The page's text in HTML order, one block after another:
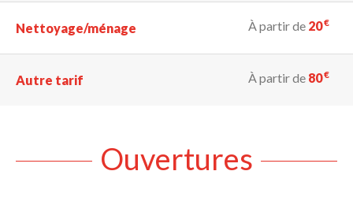
Nettoyage/ménage À partir de 20€
Autre tarif À partir de 80€
Ouvertures